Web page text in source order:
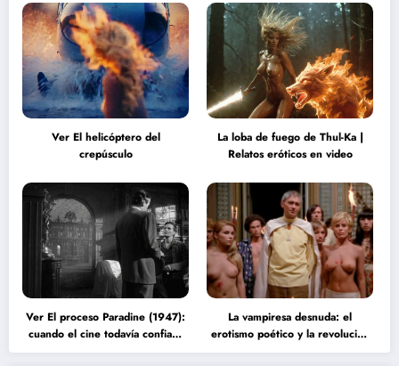
Ver El helicóptero del
crepúsculo
La loba de fuego de Thul-Ka |
Relatos eróticos en video
Ver El proceso Paradine (1947):
cuando el cine todavía confiaba
en la inteligencia del espectador
La vampiresa desnuda: el
erotismo poético y la revolución
psicodélica de Jean Rollin